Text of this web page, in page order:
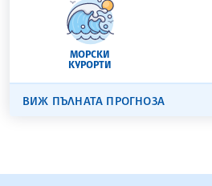
МОРСКИ
КУРОРТИ
ВИЖ ПЪЛНАТА ПРОГНОЗА